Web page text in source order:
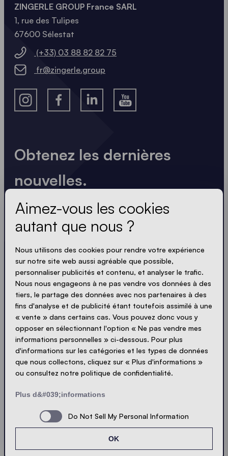
Obtenez les dernières
nouvelles.
Toujours à jour. Pas de spam ! Nous sommes brefs
et percutants. Tout comme nos tentes.
ACCEPTER LA POLITIQUE DE PROTECTION
PRIVACY
Envoyer
LOADING - LOADING - LOADING - LOADING -
© Ecotent®
Catalogue
Cookies
Contact Sitemap
ZINGERLE GROUP France SARL
1, rue des Tulipes
67600 Sélestat
(+33) 03 88 82 82 75
fr@zingerle.group
Aimez-vous les cookies
autant que nous ?
Nous utilisons des cookies pour rendre votre expérience
sur notre site web aussi agréable que possible,
personnaliser publicités et contenu, et analyser le trafic.
Nous nous engageons à ne pas vendre vos données à des
tiers, le partage des données avec nos partenaires à des
fins d'analyse et de publicité étant toutefois assimilé à une
« vente » dans certains cas. Vous pouvez donc vous y
opposer en sélectionnant l'option « Ne pas vendre mes
informations personnelles » ci-dessous. Pour plus
d'informations sur les catégories et les types de données
que nous collectons, cliquez sur « Plus d'informations »
ou consultez notre politique de confidentialité.
Plus d&#039;informations
Do Not Sell My Personal Information
OK